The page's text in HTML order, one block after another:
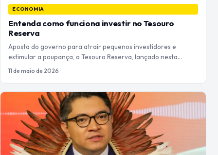
ECONOMIA
Entenda como funciona investir no Tesouro
Reserva
Aposta do governo para atrair pequenos investidores e
estimular a poupança, o Tesouro Reserva, lançado nesta…
11 de maio de 2026